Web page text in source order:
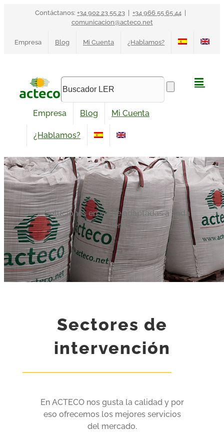
Contáctanos: +34 902 23 55 23 +34 966 55 65 44
comunicacion@acteco.net
Empresa Blog Mi Cuenta ¿Hablamos?
Empresa Blog Mi Cuenta
¿Hablamos?
Soluciones en verde adaptadas a cada
cliente
Sectores de
intervención
En ACTECO nos gusta la calidad y por
eso ofrecemos los mejores servicios
del mercado.